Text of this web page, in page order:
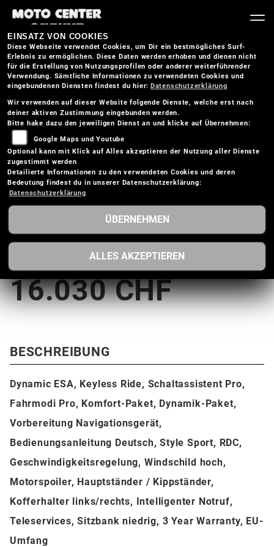
BMW F 900 XR A2
16.030 CHF
BESCHREIBUNG
Dynamic ESA, Keyless Ride, Schaltassistent Pro,
Fahrmodi Pro, Komfort-Paket, Dynamik-Paket,
Vorbereitung Navigationsgerät,
Bedienungsanleitung Deutsch, Style Sport, RDC,
Geschwindigkeitsregelung, Windschild hoch,
Motorspoiler, Hauptständer / Kippständer,
Kofferhalter links/rechts, Intelligenter Notruf,
Teleservices, Sitzbank niedrig, 3 Year Warranty, EU-
Umfang
EINSATZ VON COOKIES
Diese Webseite verwendet Cookies, um Dir ein bestmögliches Surf-
Erlebnis zu ermöglichen. Diese Daten werden erhoben und dienen nicht
für die Erstellung von Nutzungsprofilen oder anderer weiterführender
Verwendung. Sämtliche Informationen zu verwendeten Cookies und
eingebundenen Diensten findest du hier: Datenschutzerklärung
Wir verwenden auf dieser Website folgende Dienste, welche erst nach
deiner aktiven Zustimmung eingebunden werden.
Bitte hake dazu den jeweiligen Dienst an und klicke auf Übernehmen:
Google Maps und Youtube
Optional kann mit Klick auf Alles akzeptieren der Nutzung aller Dienste
zugestimmt werden
Detailierte Informationen zu den verwendeten Cookies und deren
Bedeutung findest du in unserer Datenschutzerklärung:
Datenschutzerklärung
ÜBERNEHMEN
ALLES AKZEPTIEREN